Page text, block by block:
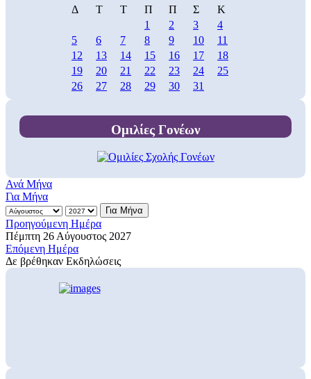
Δ
Τ Τ Π Π Σ
Κ
1
2 3
4
5
6 7 8 9 10
11
12
13 14 15 16 17
18
19
20 21 22 23 24
25
26
27 28 29 30 31
Ομιλίες Γονέων
Ανά Μήνα
Για Μήνα
Για Μήνα
Προηγούμενη Ημέρα
Πέμπτη 26 Αύγουστος 2027
Επόμενη Ημέρα
Δε βρέθηκαν Εκδηλώσεις